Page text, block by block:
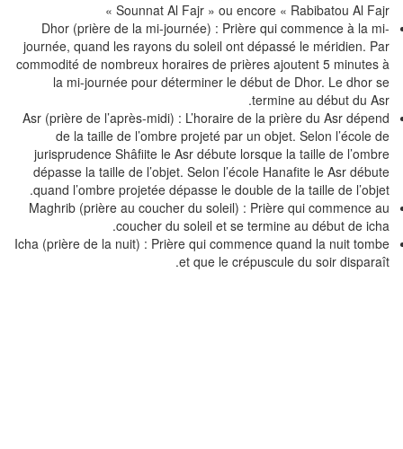
Sounnat Al Fajr » ou encore « Rabibatou Al
Dhor (prière de la mi-journée) : Prière qui commence à la
journée, quand les rayons du soleil ont dépassé le méridien.
commodité de nombreux horaires de prières ajoutent 5
la mi-journée pour déterminer le début de Dhor. Le dhor
termine au début du
Asr (prière de l’après-midi) : L’horaire de la prière du Asr
de la taille de l’ombre projeté par un objet. Selon l’école
jurisprudence Shâfiite le Asr débute lorsque la taille de
dépasse la taille de l’objet. Selon l’école Hanafite le Asr
quand l’ombre projetée dépasse le double de la taille de
Maghrib (prière au coucher du soleil) : Prière qui commence
coucher du soleil et se termine au début de
Icha (prière de la nuit) : Prière qui commence quand la nuit
et que le crépuscule du soir